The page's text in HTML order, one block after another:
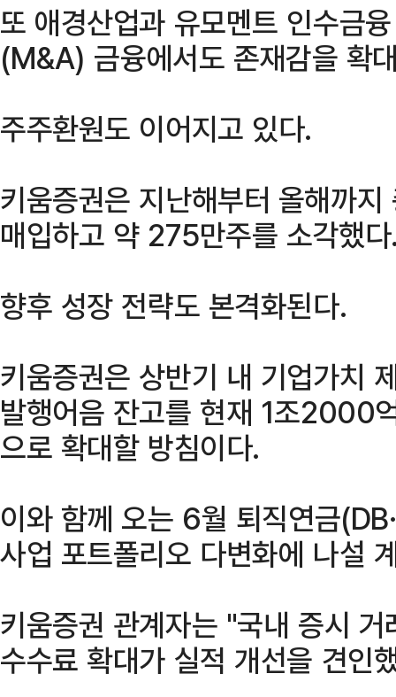
또 애경산업과 유모멘트 인수금
(M&A) 금융에서도 존재감을 확
주주환원도 이어지고 있다.
키움증권은 지난해부터 올해까
매입하고 약 275만주를 소각했
향후 성장 전략도 본격화된다.
키움증권은 상반기 내 기업가치
발행어음 잔고를 현재 1조2000
으로 확대할 방침이다.
이와 함께 오는 6월 퇴직연금
사업 포트폴리오 다변화에 나설
키움증권 관계자는 "국내 증시
수수료 확대가 실적 개선을 견인